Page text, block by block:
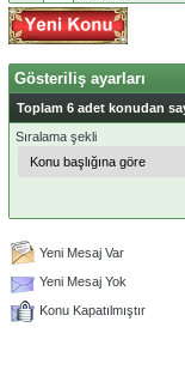
Gösteriliş ayarları
Toplam 6 adet konudan
Sıralama şekli
Yeni Mesaj Var
Yeni Mesaj Yok
Konu Kapatılmıştır